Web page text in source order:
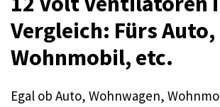
Vergleich: Fürs Auto,
Wohnmobil, etc.
Egal ob Auto, Wohnwagen,